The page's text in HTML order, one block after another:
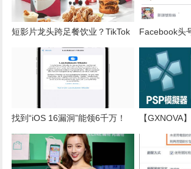
短影片龙头跨足餐饮业？TikTok
“网红美食外卖”新服务明年上线
Facebook头
取头号粉丝
找到“iOS 16漏洞”能领6千万！
黑客天才喊话“我来”
【GXNOVA
装技巧教学
戏